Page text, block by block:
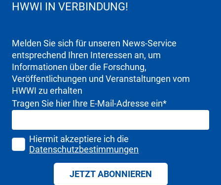
HWWI IN VERBINDUNG!
Melden Sie sich für unseren News-Service
entsprechend Ihren Interessen an, um
Informationen über die Forschung,
Veröffentlichungen und Veranstaltungen vom
HWWI zu erhalten
Tragen Sie hier Ihre E-Mail-Adresse ein*
Hiermit akzeptiere ich die
Datenschutzbestimmungen
JETZT ABONNIEREN